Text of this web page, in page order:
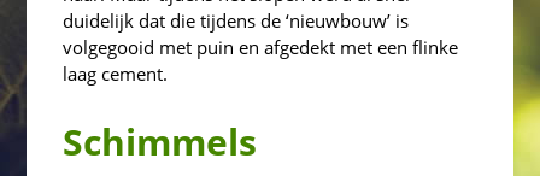
duidelijk dat die tijdens de ‘nieuwbouw’ is
volgegooid met puin en afgedekt met een flinke
laag cement.
Schimmels